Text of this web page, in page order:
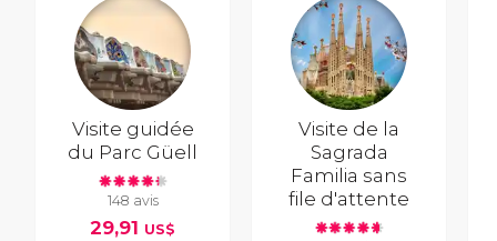
Visite guidée
du Parc Güell
148 avis
29,91 US$
Visite de la
Sagrada
Familia sans
file d'attente